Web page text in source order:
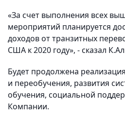
«За счет выполнения всех
мероприятий планируется
доходов от транзитных
США к 2020 году», - сказал
Будет продолжена
и переобучения, развития
обучения, социальной
Компании.